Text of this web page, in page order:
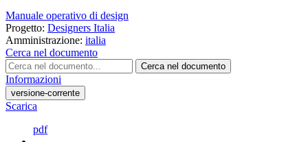
Manuale operativo di design
Progetto: Designers Italia
Amministrazione: italia
Cerca nel documento
Cerca nel documento
Informazioni
versione-corrente
Scarica
pdf